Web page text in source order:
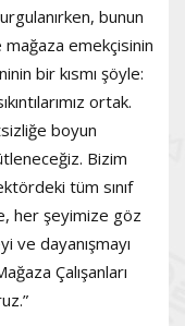
bunun
emekçisinin
bir kısmı şöyle:
ortak.
boyun
Bizim
tüm sınıf
her şeyimize göz
ve dayanışmayı
Çalışanları